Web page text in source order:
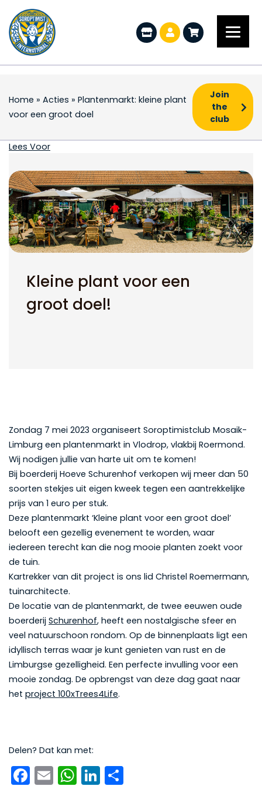
Home » Acties » Plantenmarkt: kleine plant
voor een groot doel
Join
the
club
Plantenmarkt: kleine
Lees Voor
Kleine plant voor een
groot doel!
Zondag 7 mei 2023 organiseert Soroptimistclub Mosaik-
Limburg een plantenmarkt in Vlodrop, vlakbij Roermond.
Wij nodigen jullie van harte uit om te komen!
Bij boerderij Hoeve Schurenhof verkopen wij meer dan 50
soorten stekjes uit eigen kweek tegen een aantrekkelijke
prijs van 1 euro per stuk.
Deze plantenmarkt ‘Kleine plant voor een groot doel’
belooft een gezellig evenement te worden, waar
iedereen terecht kan die nog mooie planten zoekt voor
de tuin.
Kartrekker van dit project is ons lid Christel Roemermann,
tuinarchitecte.
De locatie van de plantenmarkt, de twee eeuwen oude
boerderij Schurenhof, heeft een nostalgische sfeer en
veel natuurschoon rondom. Op de binnenplaats ligt een
idyllisch terras waar je kunt genieten van rust en de
Limburgse gezelligheid. Een perfecte invulling voor een
mooie zondag. De opbrengst van deze dag gaat naar
het project 100xTrees4Life.
Delen? Dat kan met:
Facebook
EmailWhatsApp
LinkedIn